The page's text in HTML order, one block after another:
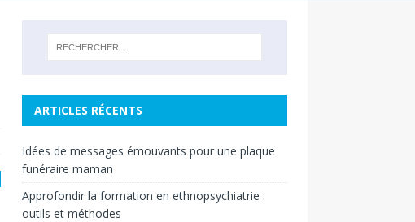
ARTICLES RÉCENTS
Idées de messages émouvants pour une plaque
funéraire maman
Approfondir la formation en ethnopsychiatrie :
outils et méthodes